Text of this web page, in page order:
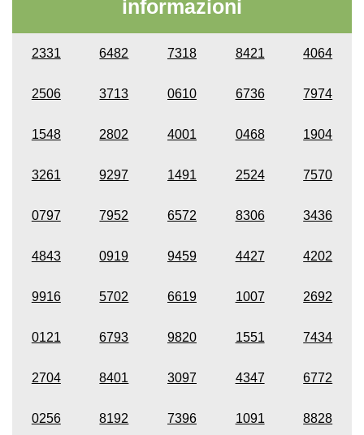
informazioni
2331 6482 7318 8421 4064
2506 3713 0610 6736 7974
1548 2802 4001 0468 1904
3261 9297 1491 2524 7570
0797 7952 6572 8306 3436
4843 0919 9459 4427 4202
9916 5702 6619 1007 2692
0121 6793 9820 1551 7434
2704 8401 3097 4347 6772
0256 8192 7396 1091 8828